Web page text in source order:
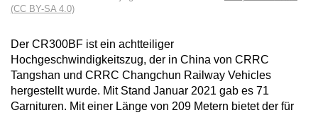
(CC BY-SA 4.0)
Der CR300BF ist ein achtteiliger
Hochgeschwindigkeitszug, der in China von CRRC
Tangshan und CRRC Changchun Railway Vehicles
hergestellt wurde. Mit Stand Januar 2021 gab es 71
Garnituren. Mit einer Länge von 209 Metern bietet der für